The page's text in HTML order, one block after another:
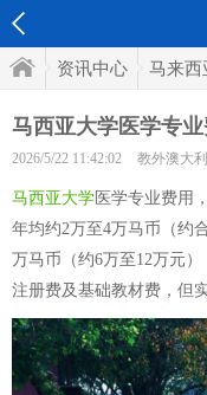
资讯中心 马来西
马西亚大学医学专业
2026/5/22 11:42:02 教外澳大
马西亚大学 医学专业费用
年均约2万至4万马币（约
万马币（约6万至12万元
注册费及基础教材费，但